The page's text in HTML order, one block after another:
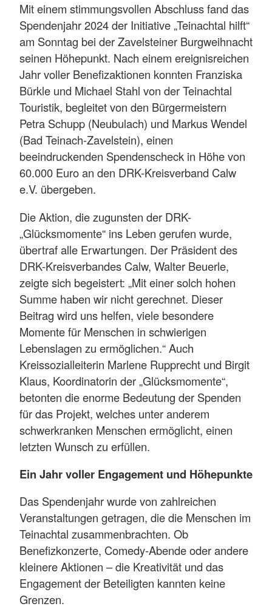
Mit einem stimmungsvollen Abschluss fand das
Spendenjahr 2024 der Initiative „Teinachtal hilft“
am Sonntag bei der Zavelsteiner Burgweihnacht
seinen Höhepunkt. Nach einem ereignisreichen
Jahr voller Benefizaktionen konnten Franziska
Bürkle und Michael Stahl von der Teinachtal
Touristik, begleitet von den Bürgermeistern
Petra Schupp (Neubulach) und Markus Wendel
(Bad Teinach-Zavelstein), einen
beeindruckenden Spendenscheck in Höhe von
60.000 Euro an den DRK-Kreisverband Calw
e.V. übergeben.
Die Aktion, die zugunsten der DRK-
„Glücksmomente“ ins Leben gerufen wurde,
übertraf alle Erwartungen. Der Präsident des
DRK-Kreisverbandes Calw, Walter Beuerle,
zeigte sich begeistert: „Mit einer solch hohen
Summe haben wir nicht gerechnet. Dieser
Beitrag wird uns helfen, viele besondere
Momente für Menschen in schwierigen
Lebenslagen zu ermöglichen.“ Auch
Kreissozialleiterin Marlene Rupprecht und Birgit
Klaus, Koordinatorin der „Glücksmomente“,
betonten die enorme Bedeutung der Spenden
für das Projekt, welches unter anderem
schwerkranken Menschen ermöglicht, einen
letzten Wunsch zu erfüllen.
Ein Jahr voller Engagement und Höhepunkte
Das Spendenjahr wurde von zahlreichen
Veranstaltungen getragen, die die Menschen im
Teinachtal zusammenbrachten. Ob
Benefizkonzerte, Comedy-Abende oder andere
kleinere Aktionen – die Kreativität und das
Engagement der Beteiligten kannten keine
Grenzen.